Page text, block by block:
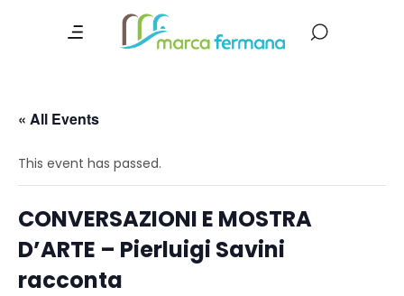
« All Events
This event has passed.
CONVERSAZIONI E MOSTRA
D’ARTE – Pierluigi Savini
racconta